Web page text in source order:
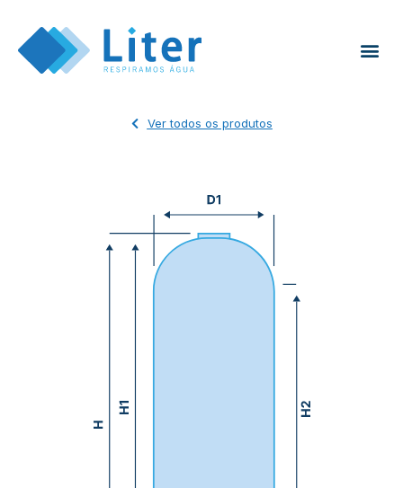
Ver todos os produtos